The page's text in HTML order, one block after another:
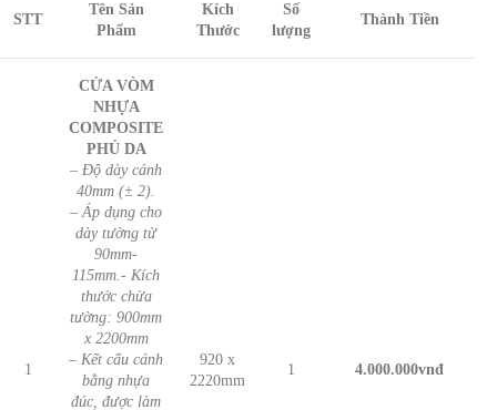
STT
Tên Sản
Phẩm
Kích
Thước
Số
lượng
Thành Tiền
1
CỬA VÒM
NHỰA
COMPOSITE
PHỦ DA
– Độ dày cánh
40mm (± 2).
– Áp dụng cho
dày tường từ
90mm-
115mm.- Kích
thước chừa
tường: 900mm
x 2200mm
– Kết cấu cánh
bằng nhựa
đúc, được làm
920 x
2220mm
1 4.000.000vnđ